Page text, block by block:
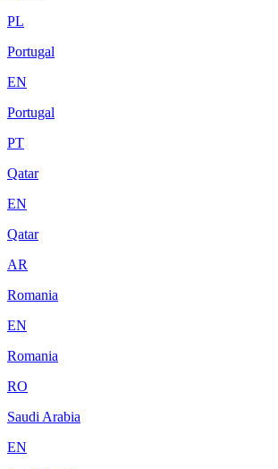
PL
Portugal
EN
Portugal
PT
Qatar
EN
Qatar
AR
Romania
EN
Romania
RO
Saudi Arabia
EN